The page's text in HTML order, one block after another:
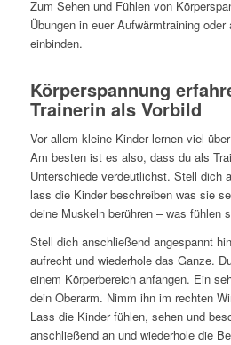
Zum Sehen und Fühlen von
Übungen in euer Aufwärmtraining
einbinden.
Körperspannung
Trainerin als Vorbild
Vor allem kleine Kinder lernen viel
Am besten ist es also, dass du als
Unterschiede verdeutlichst. Stell dich
lass die Kinder beschreiben was sie
deine Muskeln berühren – was fühlen
Stell dich anschließend angespannt
aufrecht und wiederhole das Ganze.
einem Körperbereich anfangen. Ein
dein Oberarm. Nimm ihn im rechten
Lass die Kinder fühlen, sehen und
anschließend an und wiederhole die